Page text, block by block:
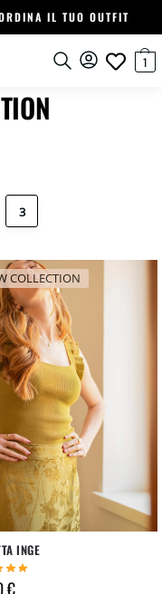
IL TUO OUTFIT
1
3
COLLECTION
INGE
€